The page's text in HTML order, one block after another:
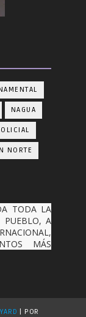
NAGUA
NORTE
TODA LA
PUEBLO, A
MÁS
| POR